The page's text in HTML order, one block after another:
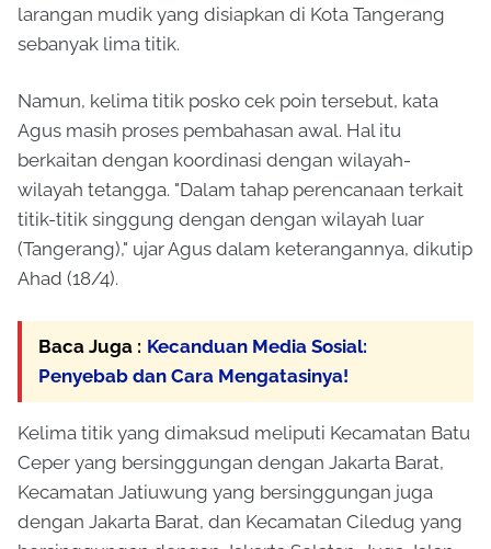
larangan mudik yang disiapkan di Kota Tangerang
sebanyak lima titik.
Namun, kelima titik posko cek poin tersebut, kata
Agus masih proses pembahasan awal. Hal itu
berkaitan dengan koordinasi dengan wilayah-
wilayah tetangga. "Dalam tahap perencanaan terkait
titik-titik singgung dengan dengan wilayah luar
(Tangerang)," ujar Agus dalam keterangannya, dikutip
Ahad (18/4).
Baca Juga : Kecanduan Media Sosial:
Penyebab dan Cara Mengatasinya!
Kelima titik yang dimaksud meliputi Kecamatan Batu
Ceper yang bersinggungan dengan Jakarta Barat,
Kecamatan Jatiuwung yang bersinggungan juga
dengan Jakarta Barat, dan Kecamatan Ciledug yang